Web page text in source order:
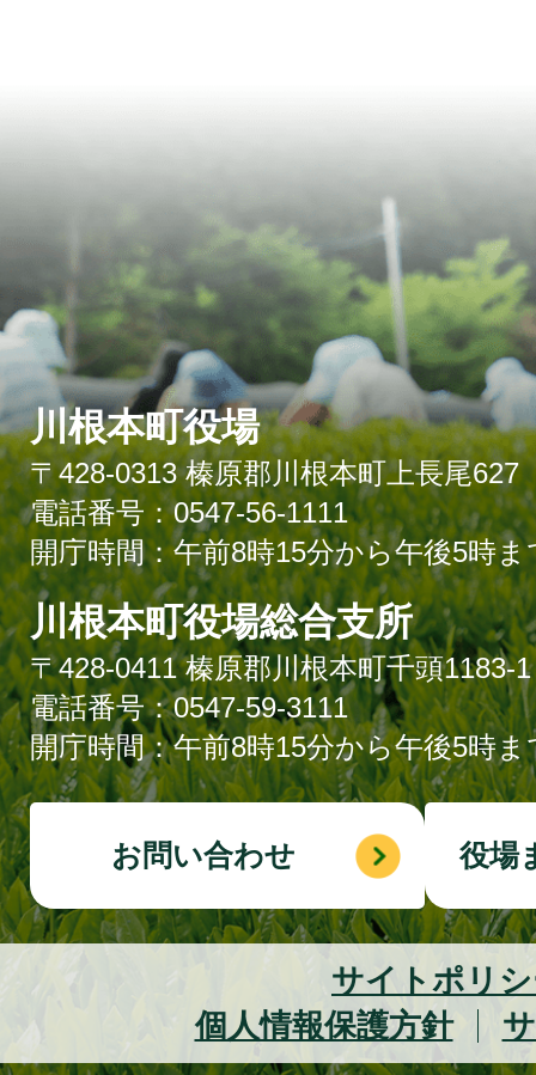
川根本町役場
〒428-0313 榛原郡川根本町上長尾627
電話番号：0547-56-1111
開庁時間：午前8時15分から午後5時ま
川根本町役場総合支所
〒428-0411 榛原郡川根本町千頭1183-1
電話番号：0547-59-3111
開庁時間：午前8時15分から午後5時ま
お問い合わせ 役場
サイトポリ
個人情報保護方針